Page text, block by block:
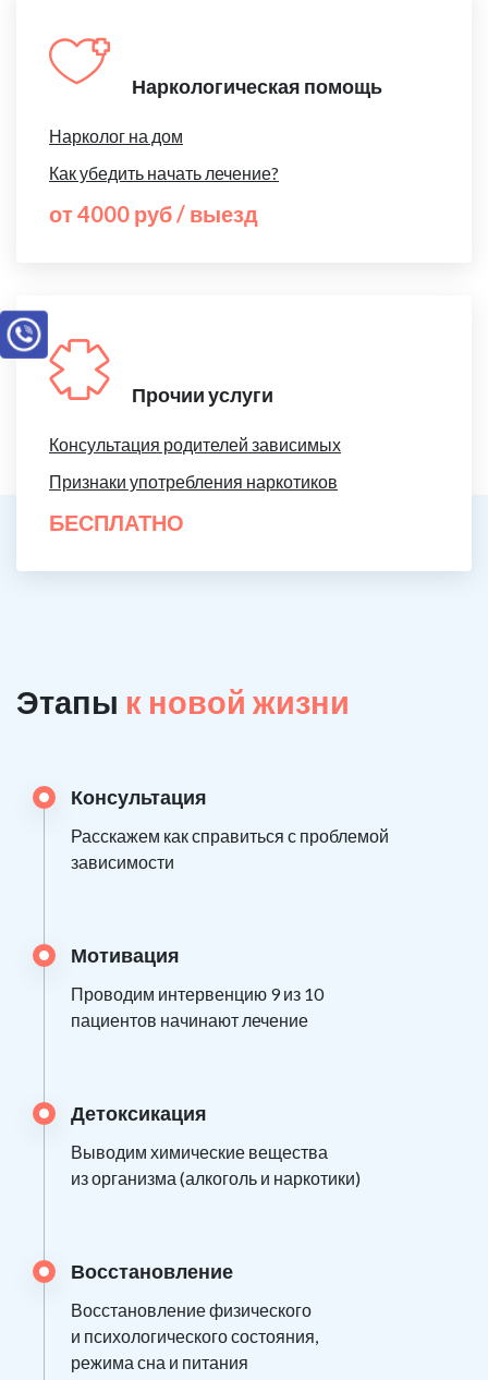
Наркологическая помощь
Нарколог на дом
Как убедить начать лечение?
от 4000 руб / выезд
Прочии услуги
Консультация родителей зависимых
Признаки употребления наркотиков
БЕСПЛАТНО
Этапы к новой жизни
Консультация
Расскажем как справиться с проблемой
зависимости
Мотивация
Проводим интервенцию 9 из 10
пациентов начинают лечение
Детоксикация
Выводим химические вещества
из организма (алкоголь и наркотики)
Восстановление
Восстановление физического
и психологического состояния,
режима сна и питания